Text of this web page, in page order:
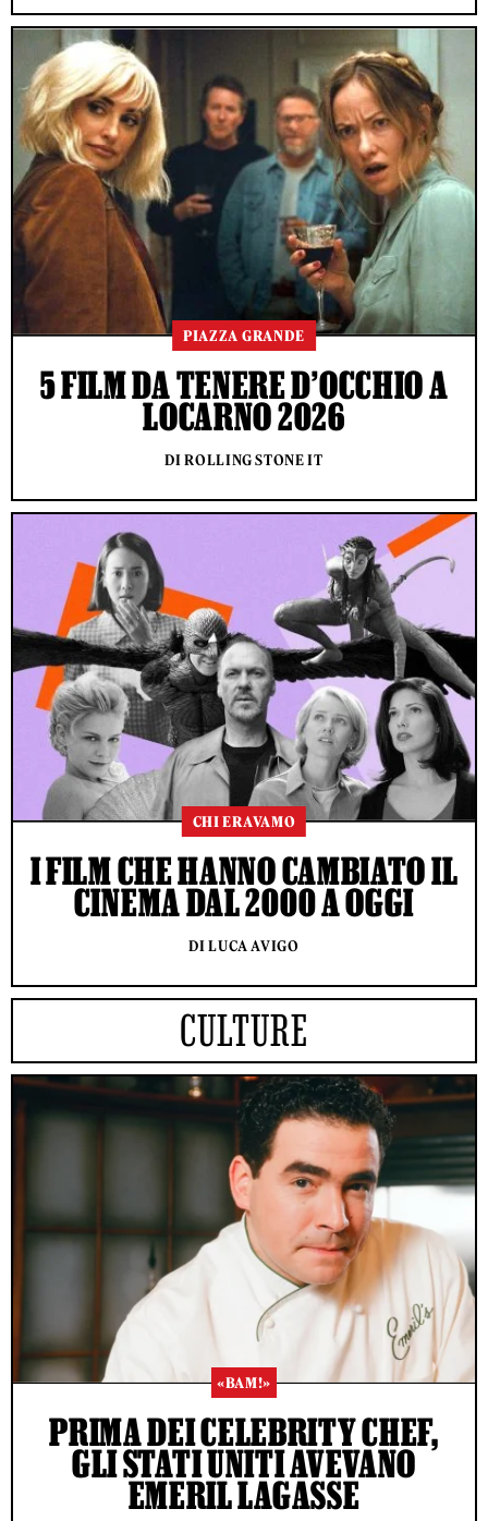
PIAZZA GRANDE
5 FILM DA TENERE D’OCCHIO A
LOCARNO 2026
DI ROLLING STONE IT
CHI ERAVAMO
I FILM CHE HANNO CAMBIATO IL
CINEMA DAL 2000 A OGGI
DI LUCA AVIGO
CULTURE
«BAM!»
PRIMA DEI CELEBRITY CHEF,
GLI STATI UNITI AVEVANO
EMERIL LAGASSE